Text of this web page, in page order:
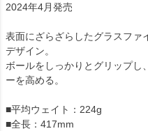
2024年4月発売
表面にざらざらしたグラスファ
デザイン。
ボールをしっかりとグリップし
ーを高める。
■平均ウェイト：224g
■全長：417mm